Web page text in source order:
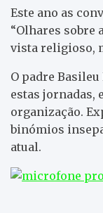
Este ano as
“Olhares sobre
vista religioso,
O padre
estas jornadas,
organização.
binómios
atual.